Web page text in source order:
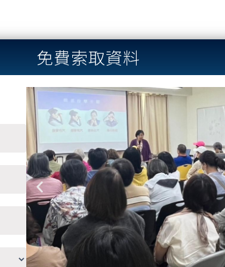
免費索取資料
Previous
slide